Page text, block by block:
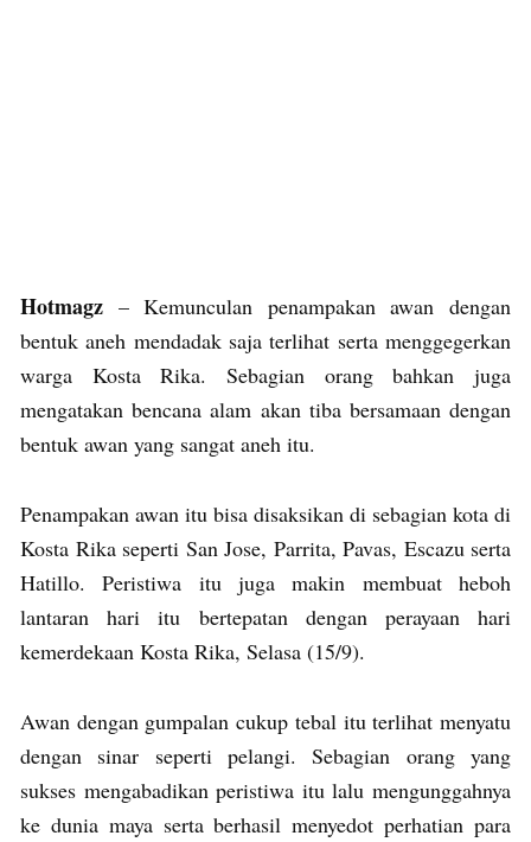
Hotmagz – Kemunculan penampakan awan dengan
bentuk aneh mendadak saja terlihat serta menggegerkan
warga Kosta Rika. Sebagian orang bahkan juga
mengatakan bencana alam akan tiba bersamaan dengan
bentuk awan yang sangat aneh itu.
Penampakan awan itu bisa disaksikan di sebagian kota di
Kosta Rika seperti San Jose, Parrita, Pavas, Escazu serta
Hatillo. Peristiwa itu juga makin membuat heboh
lantaran hari itu bertepatan dengan perayaan hari
kemerdekaan Kosta Rika, Selasa (15/9).
Awan dengan gumpalan cukup tebal itu terlihat menyatu
dengan sinar seperti pelangi. Sebagian orang yang
sukses mengabadikan peristiwa itu lalu mengunggahnya
ke dunia maya serta berhasil menyedot perhatian para